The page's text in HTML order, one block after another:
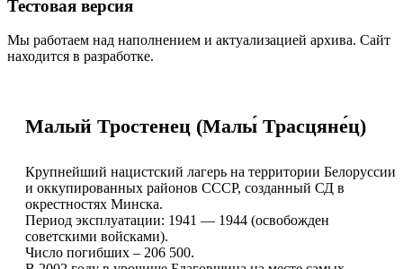
Тестовая версия
Мы работаем над наполнением и актуализацией архива. Сайт
находится в разработке.
Малый Тростенец (Малы́ Трасцяне́ц)
Крупнейший нацистский лагерь на территории Белоруссии
и оккупированных районов СССР, созданный СД в
окрестностях Минска.
Период эксплуатации: 1941 — 1944 (освобожден
советскими войсками).
Число погибших – 206 500.